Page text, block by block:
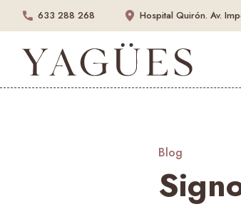
633 288 268 Hospital Quirón. Av.
Blog